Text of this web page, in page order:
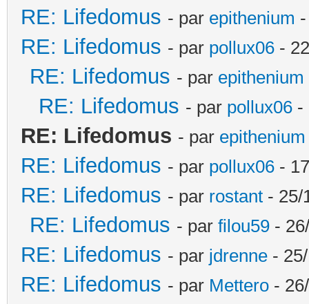
RE: Lifedomus - par epithenium
RE: Lifedomus - par pollux06 -
RE: Lifedomus - par epithenium
RE: Lifedomus - par pollux06 -
RE: Lifedomus - par epithenium
RE: Lifedomus - par pollux06 -
RE: Lifedomus - par rostant - 25/
RE: Lifedomus - par filou59 -
RE: Lifedomus - par jdrenne -
RE: Lifedomus - par Mettero -